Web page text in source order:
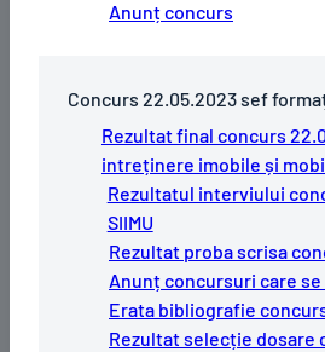
Anunț concurs
Concurs 22.05.2023 sef
Rezultat selecție dosare
Erata bibliografie
Anunț concursuri care
Rezultat proba scrisa
Rezultatul interviului
SIIMU
Rezultat final concurs
intreținere imobile și